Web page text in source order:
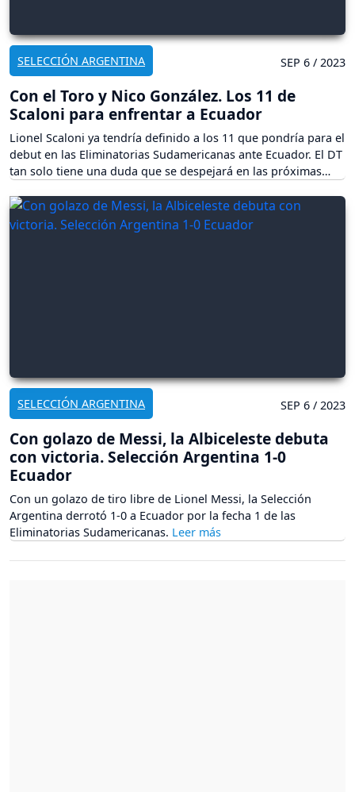
SELECCIÓN ARGENTINA SEP 6 / 2023
Con el Toro y Nico González. Los 11 de
Scaloni para enfrentar a Ecuador
Lionel Scaloni ya tendría definido a los 11 que pondría para el
debut en las Eliminatorias Sudamericanas ante Ecuador. El DT
tan solo tiene una duda que se despejará en las próximas
SELECCIÓN ARGENTINA SEP 6 / 2023
Con golazo de Messi, la Albiceleste debuta
con victoria. Selección Argentina 1-0
Ecuador
Con un golazo de tiro libre de Lionel Messi, la Selección
Argentina derrotó 1-0 a Ecuador por la fecha 1 de las
Eliminatorias Sudamericanas.